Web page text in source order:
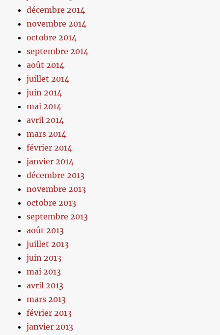
décembre 2014
novembre 2014
octobre 2014
septembre 2014
août 2014
juillet 2014
juin 2014
mai 2014
avril 2014
mars 2014
février 2014
janvier 2014
décembre 2013
novembre 2013
octobre 2013
septembre 2013
août 2013
juillet 2013
juin 2013
mai 2013
avril 2013
mars 2013
février 2013
janvier 2013